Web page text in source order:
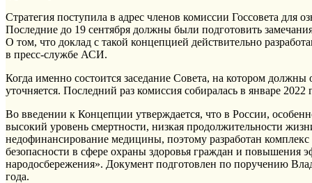
Стратегия поступила в адрес членов комиссии Госсовета для
Последние до 19 сентября должны были подготовить
О том, что доклад с такой концепцией действительно
в пресс-службе АСИ.
Когда именно состоится заседание Совета, на котором
уточняется. Последний раз комиссия собиралась в январе 2022
Во введении к Концепции утверждается, что в России,
высокий уровень смертности, низкая продолжительности
недофинансирование медицины, поэтому разработан
безопасности в сфере охраны здоровья граждан и повышения
народосбережения». Документ подготовлен по поручению
года.